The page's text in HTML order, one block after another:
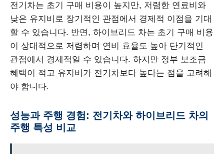
전기차는 초기 구매 비용이 높지만, 저렴한 연료비와
낮은 유지비로 장기적인 관점에서 경제적 이점을 기대
할 수 있습니다. 반면, 하이브리드 차는 초기 구매 비용
이 상대적으로 저렴하며 연비 효율도 높아 단기적인
관점에서 경제적일 수 있습니다. 하지만 정부 보조금
혜택이 적고 유지비가 전기차보다 높다는 점을 고려해
야 합니다.
성능과 주행 경험: 전기차와 하이브리드 차의
주행 특성 비교